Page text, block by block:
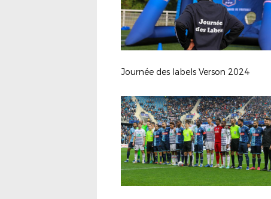
Journée des labels Verson 2024